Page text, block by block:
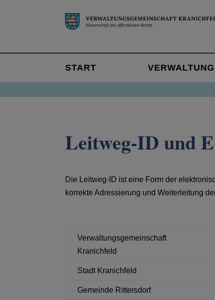
START VERWALTUNG
Leitweg-ID und
Die Leitweg-ID ist eine Form der
korrekte Adressierung und Weiterleitung
Verwaltungsgemeinschaft
Kranichfeld
Stadt Kranichfeld
Gemeinde Rittersdorf